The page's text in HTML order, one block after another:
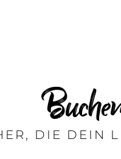
DIE DEIN